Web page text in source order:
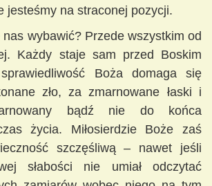
jesteśmy na straconej pozycji.
wybawić? Przede wszystkim od
Każdy staje sam przed Boskim
Boża domaga się
zło, za zmarnowane łaski i
bądź nie do końca
życia. Miłosierdzie Boże zaś
szczęśliwą – nawet jeśli
słabości nie umiał odczytać